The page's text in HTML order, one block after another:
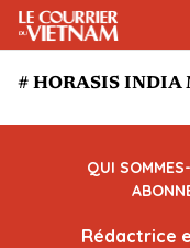
# HORASIS INDIA
QUI
Rédactrice